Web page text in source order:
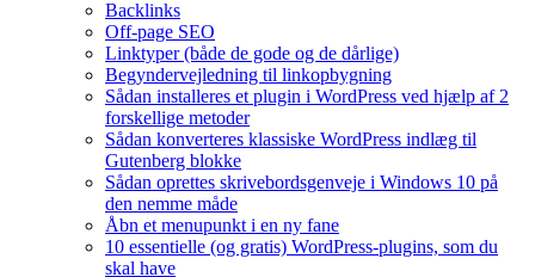
Backlinks
Off-page SEO
Linktyper (både de gode og de dårlige)
Begyndervejledning til linkopbygning
Sådan installeres et plugin i WordPress ved hjælp af 2
forskellige metoder
Sådan konverteres klassiske WordPress indlæg til
Gutenberg blokke
Sådan oprettes skrivebordsgenveje i Windows 10 på
den nemme måde
Åbn et menupunkt i en ny fane
10 essentielle (og gratis) WordPress-plugins, som du
skal have